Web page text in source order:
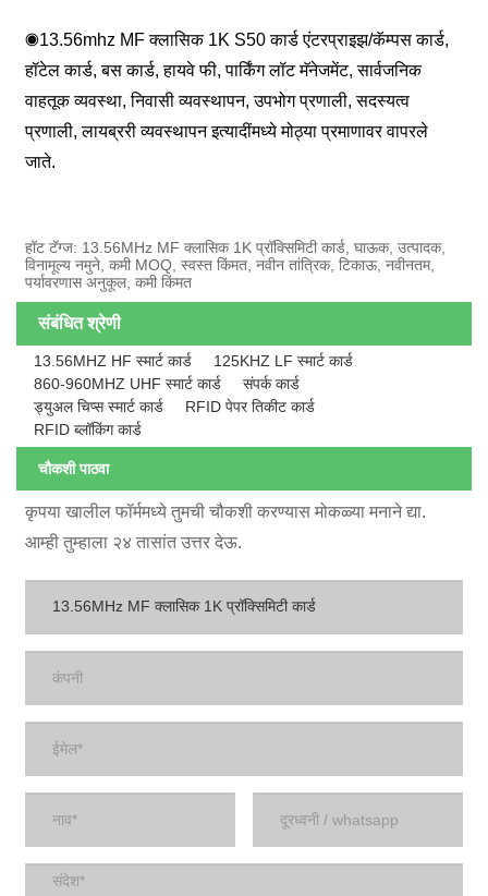
◉13.56mhz MF क्लासिक 1K S50 कार्ड एंटरप्राइझ/कॅम्पस कार्ड,
हॉटेल कार्ड, बस कार्ड, हायवे फी, पार्किंग लॉट मॅनेजमेंट, सार्वजनिक
वाहतूक व्यवस्था, निवासी व्यवस्थापन, उपभोग प्रणाली, सदस्यत्व
प्रणाली, लायब्ररी व्यवस्थापन इत्यादींमध्ये मोठ्या प्रमाणावर वापरले
जाते.
हॉट टॅग्ज: 13.56MHz MF क्लासिक 1K प्रॉक्सिमिटी कार्ड, घाऊक, उत्पादक,
विनामूल्य नमुने, कमी MOQ, स्वस्त किंमत, नवीन तांत्रिक, टिकाऊ, नवीनतम,
पर्यावरणास अनुकूल, कमी किंमत
संबंधित श्रेणी
13.56MHZ HF स्मार्ट कार्ड
125KHZ LF स्मार्ट कार्ड
860-960MHZ UHF स्मार्ट कार्ड
संपर्क कार्ड
ड्युअल चिप्स स्मार्ट कार्ड
RFID पेपर तिकीट कार्ड
RFID ब्लॉकिंग कार्ड
चौकशी पाठवा
कृपया खालील फॉर्ममध्ये तुमची चौकशी करण्यास मोकळ्या मनाने द्या.
आम्ही तुम्हाला २४ तासांत उत्तर देऊ.